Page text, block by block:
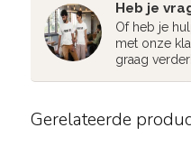
Heb je
Of heb je
met onze
graag verder!
Gerelateerde